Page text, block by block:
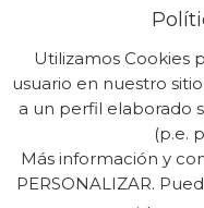
Copyright Sinergia
Reservados. Powered by
Utilizamos Cookies
usuario en nuestro
a un perfil elaborado
(p.e.
Más información y
PERSONALIZAR.